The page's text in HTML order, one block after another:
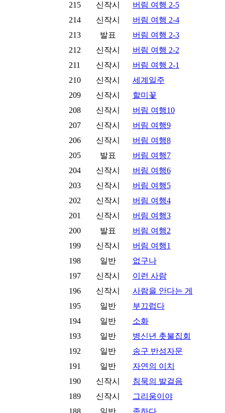
215
신작시
버림 여행 2-5
214
신작시
버림 여행 2-4
213
발표
버림 여행 2-3
212
신작시
버림 여행 2-2
211
신작시
버림 여행 2-1
210
신작시
세계일주
209
신작시
할미꽃
208
신작시
버림 여행10
207
신작시
버림 여행9
206
신작시
버림 여행8
205
발표
버림 여행7
204
신작시
버림 여행6
203
신작시
버림 여행5
202
신작시
버림 여행4
201
신작시
버림 여행3
200
발표
버림 여행2
199
신작시
버림 여행1
198
일반
없구나
197
신작시
이런 사람
196
신작시
사람을 안다는 게
195
일반
부끄럽다
194
일반
소화
193
일반
병신년 촛불집회
192
일반
송구 반성자문
191
일반
자연의 이치
190
신작시
침묵의 발걸음
189
신작시
그리움이야
188
일반
족하다